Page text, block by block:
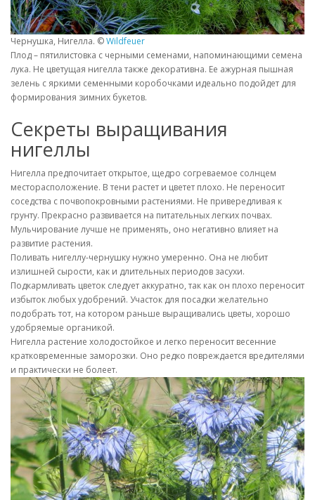
Чернушка, Нигелла. ©Wildfeuer
Плод – пятилистовка с черными семенами, напоминающими семена
лука. Не цветущая нигелла также декоративна. Ее ажурная пышная
зелень с яркими семенными коробочками идеально подойдет для
формирования зимних букетов.
Секреты выращивания
нигеллы
Нигелла предпочитает открытое, щедро согреваемое солнцем
месторасположение. В тени растет и цветет плохо. Не переносит
соседства с почвопокровными растениями. Не привередливая к
грунту. Прекрасно развивается на питательных легких почвах.
Мульчирование лучше не применять, оно негативно влияет на
развитие растения.
Поливать нигеллу-чернушку нужно умеренно. Она не любит
излишней сырости, как и длительных периодов засухи.
Подкармливать цветок следует аккуратно, так как он плохо переносит
избыток любых удобрений. Участок для посадки желательно
подобрать тот, на котором раньше выращивались цветы, хорошо
удобряемые органикой.
Нигелла растение холодостойкое и легко переносит весенние
кратковременные заморозки. Оно редко повреждается вредителями
и практически не болеет.